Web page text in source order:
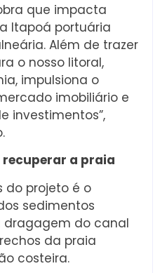
que impacta
Itapoá portuária
Além de trazer
o nosso litoral,
impulsiona o
imobiliário e
investimentos”,
a praia
do projeto é o
sedimentos
dragagem do canal
da praia
costeira.